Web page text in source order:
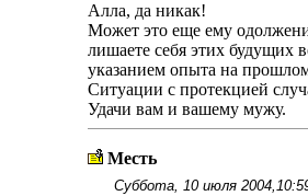
Алла, да никак!
Может это еще ему
лишаете себя этих будущих
указанием опыта на
Ситуации с протекцией
Удачи вам и вашему мужу.
Месть
Суббота, 10 июля